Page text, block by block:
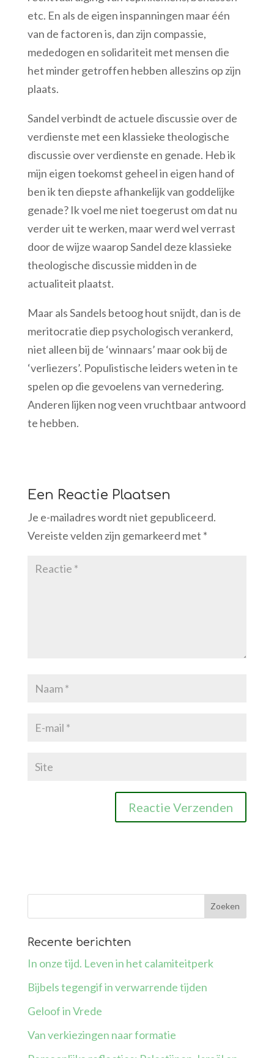
etc. En als de eigen inspanningen maar één
van de factoren is, dan zijn compassie,
mededogen en solidariteit met mensen die
het minder getroffen hebben alleszins op zijn
plaats.
Sandel verbindt de actuele discussie over de
verdienste met een klassieke theologische
discussie over verdienste en genade. Heb ik
mijn eigen toekomst geheel in eigen hand of
ben ik ten diepste afhankelijk van goddelijke
genade? Ik voel me niet toegerust om dat nu
verder uit te werken, maar werd wel verrast
door de wijze waarop Sandel deze klassieke
theologische discussie midden in de
actualiteit plaatst.
Maar als Sandels betoog hout snijdt, dan is de
meritocratie diep psychologisch verankerd,
niet alleen bij de ‘winnaars’ maar ook bij de
‘verliezers’. Populistische leiders weten in te
spelen op die gevoelens van vernedering.
Anderen lijken nog veen vruchtbaar antwoord
te hebben.
Een Reactie Plaatsen
Je e-mailadres wordt niet gepubliceerd.
Vereiste velden zijn gemarkeerd met *
Recente berichten
In onze tijd. Leven in het calamiteitperk
Bijbels tegengif in verwarrende tijden
Geloof in Vrede
Van verkiezingen naar formatie